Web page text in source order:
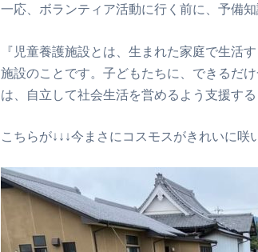
一応、ボランティア活動に行く前に、予備
『児童養護施設とは、生まれた家庭で生活
施設のことです。子どもたちに、できるだ
は、自立して社会生活を営めるよう支援す
こちらが↓↓↓今まさにコスモスがきれいに咲